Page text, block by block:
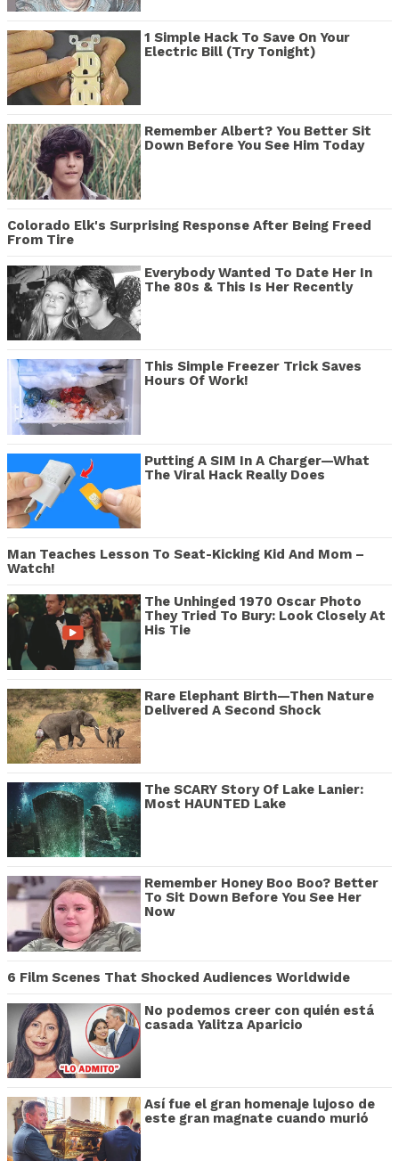
1 Simple Hack To Save On Your
Electric Bill (Try Tonight)
Remember Albert? You Better Sit
Down Before You See Him Today
Colorado Elk's Surprising Response After Being Freed
From Tire
Everybody Wanted To Date Her In
The 80s & This Is Her Recently
This Simple Freezer Trick Saves
Hours Of Work!
Putting A SIM In A Charger—What
The Viral Hack Really Does
Man Teaches Lesson To Seat-Kicking Kid And Mom –
Watch!
The Unhinged 1970 Oscar Photo
They Tried To Bury: Look Closely At
His Tie
Rare Elephant Birth—Then Nature
Delivered A Second Shock
The SCARY Story Of Lake Lanier:
Most HAUNTED Lake
Remember Honey Boo Boo? Better
To Sit Down Before You See Her
Now
6 Film Scenes That Shocked Audiences Worldwide
No podemos creer con quién está
casada Yalitza Aparicio
Así fue el gran homenaje lujoso de
este gran magnate cuando murió